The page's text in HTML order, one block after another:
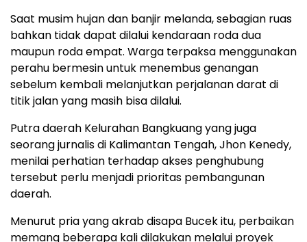
Saat musim hujan dan banjir melanda, sebagian ruas
bahkan tidak dapat dilalui kendaraan roda dua
maupun roda empat. Warga terpaksa menggunakan
perahu bermesin untuk menembus genangan
sebelum kembali melanjutkan perjalanan darat di
titik jalan yang masih bisa dilalui.
Putra daerah Kelurahan Bangkuang yang juga
seorang jurnalis di Kalimantan Tengah, Jhon Kenedy,
menilai perhatian terhadap akses penghubung
tersebut perlu menjadi prioritas pembangunan
daerah.
Menurut pria yang akrab disapa Bucek itu, perbaikan
memang beberapa kali dilakukan melalui proyek